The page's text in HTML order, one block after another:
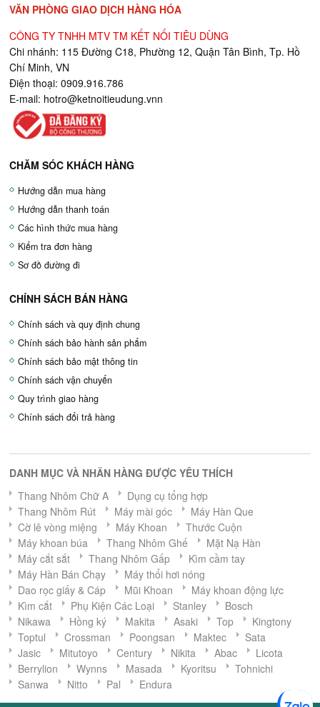
VĂN PHÒNG GIAO DỊCH HÀNG HÓA
CÔNG TY TNHH MTV TM KẾT NỐI TIÊU DÙNG
Chi nhánh: 115 Đường C18, Phường 12, Quận Tân Bình, Tp. Hồ
Chí Minh, VN
Điện thoại: 0909.916.786
E-mail: hotro@ketnoitieudung.vnn
CHĂM SÓC KHÁCH HÀNG
Hướng dẫn mua hàng
Hướng dẫn thanh toán
Các hình thức mua hàng
Kiểm tra đơn hàng
Sơ đồ đường đi
CHÍNH SÁCH BÁN HÀNG
Chính sách và quy định chung
Chính sách bảo hành sản phẩm
Chính sách bảo mật thông tin
Chính sách vận chuyển
Quy trình giao hàng
Chính sách đổi trả hàng
DANH MỤC VÀ NHÃN HÀNG ĐƯỢC YÊU THÍCH
Thang Nhôm Chữ A
Dụng cụ tổng hợp
Thang Nhôm Rút
Máy mài góc
Máy Hàn Que
Cờ lê vòng miệng
Máy Khoan
Thước Cuộn
Máy khoan búa
Thang Nhôm Ghế
Mặt Nạ Hàn
Máy cắt sắt
Thang Nhôm Gấp
Kìm cầm tay
Máy Hàn Bán Chạy
Máy thổi hơi nóng
Dao rọc giấy & Cáp
Mũi Khoan
Máy khoan động lực
Kìm cắt
Phụ Kiện Các Loại Stanley
Bosch
Nikawa
Hồng ký Makita Asaki Top
Kingtony
Toptul
Crossman Poongsan Maktec
Sata
Jasic
Mitutoyo Century Nikita Abac
Licota
Berrylion
Wynns Masada Kyoritsu
Tohnichi
Sanwa
Nitto Pal Endura